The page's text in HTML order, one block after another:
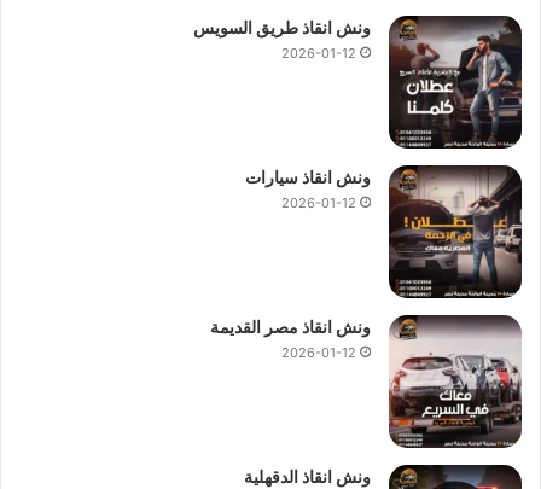
ونش انقاذ طريق السويس
2026-01-12
ونش انقاذ سيارات
2026-01-12
ونش انقاذ مصر القديمة
2026-01-12
ونش انقاذ الدقهلية